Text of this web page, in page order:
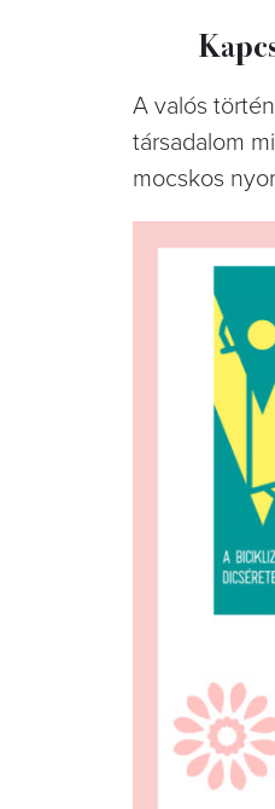
A valós
társadalom
mocskos